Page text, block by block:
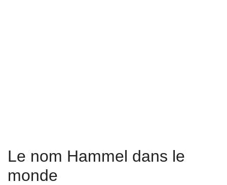
Le nom Hammel dans le
monde